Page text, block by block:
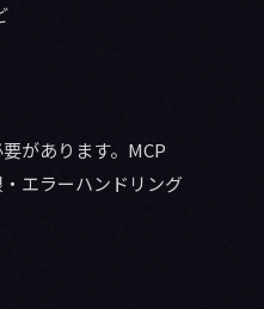
があります。MCP
エラーハンドリング